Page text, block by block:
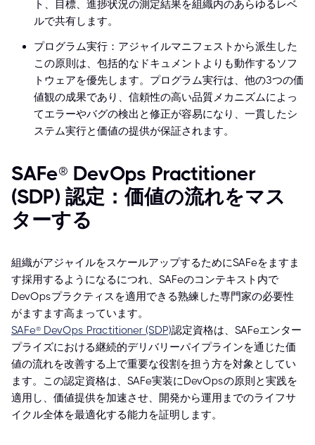
ト、目標、進捗状況の測定結果を組織内のあらゆるレベ
ルで共有します。
プログラム実行：アジャイルマニフェストから派生した
この原則は、包括的なドキュメントよりも動作するソフ
トウェアを優先します。プログラム実行は、他の3つの価
値観の成果であり、信頼性の高い品質メカニズムによっ
てエラーやバグの検出と修正が容易になり、一貫したシ
ステム実行と価値の提供が保証されます。
SAFe® DevOps Practitioner
(SDP) 認定：価値の流れをマス
ターする
組織がアジャイルをスケールアップするためにSAFeをますま
す採用するようになるにつれ、SAFeのコンテキスト内で
DevOpsプラクティスを適用できる熟練した専門家の必要性
がますます高まっています。
SAFe® DevOps Practitioner (SDP)認定資格は、SAFeエンター
プライズにおける継続的デリバリーパイプラインを通じた価
値の流れを改善する上で重要な役割を担う方を対象としてい
ます。この認定資格は、SAFe実装にDevOpsの原則と実践を
適用し、価値提供を加速させ、開発から運用までのライフサ
イクル全体を最適化する能力を証明します。